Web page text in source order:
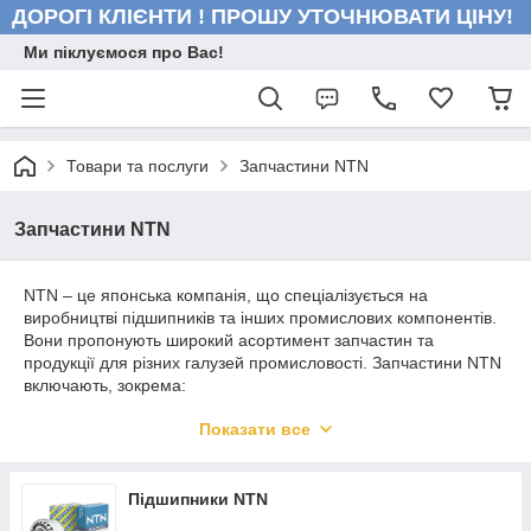
ДОРОГІ КЛІЄНТИ ! ПРОШУ УТОЧНЮВАТИ ЦІНУ!
Ми піклуємося про Вас!
Товари та послуги Запчастини NTN
Запчастини NTN
NTN – це японська компанія, що спеціалізується на
виробництві підшипників та інших промислових компонентів.
Вони пропонують широкий асортимент запчастин та
продукції для різних галузей промисловості. Запчастини NTN
включають, зокрема:
такі як кулькові підшипники, роликові підшипники,
Ущільнення: Запчастини для герметизації механізмів
та вузлів включають різні типи ущільнень, такі як
Показати все
Підшипники NTN